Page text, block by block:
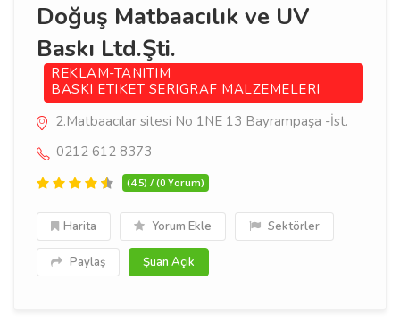
Doğuş Matbaacılık ve UV
Baskı Ltd.Şti.
REKLAM-TANITIM
BASKI ETIKET SERIGRAF MALZEMELERI
2.Matbaacılar sitesi No 1NE 13 Bayrampaşa -İst.
0212 612 8373
(4.5) / (0 Yorum)
Harita Yorum Ekle Sektörler
Paylaş Şuan Açık